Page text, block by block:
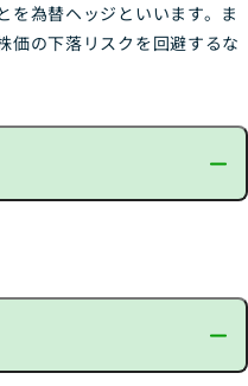
を為替ヘッジといいます。ま
価の下落リスクを回避するな